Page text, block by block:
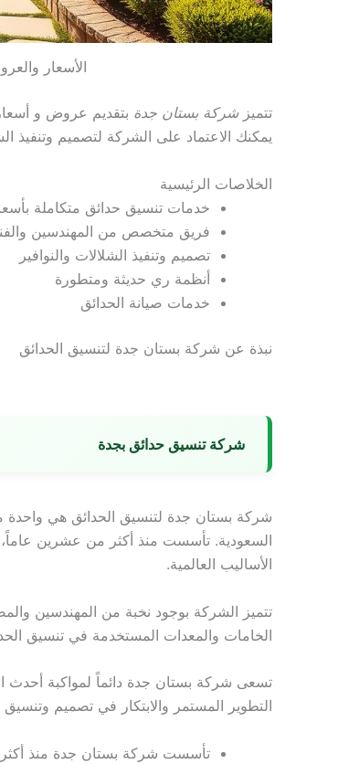
الأسعار
تتميزشركة بستان جدة بتقديم عروض و
يمكنك الاعتماد على الشركة لتصميم وتنفيذ
الخلاصات الرئيسية
خدمات تنسيق حدائق متكاملة
فريق متخصص من المهندسين
تصميم وتنفيذ الشلالات والنوافير
أنظمة ري حديثة ومتطورة
خدمات صيانة الحدائق
نبذة عن شركة بستان جدة لتنسيق الحدائق
شركة تنسيق حدائق بجدة
شركة بستان جدة لتنسيق الحدائق هي واحدة
السعودية. تأسست منذ أكثر من عشرين
الأساليب العالمية.
تتميز الشركة بوجود نخبة من المهندسين
الخامات والمعدات المستخدمة في تنسيق
تسعى شركة بستان جدة دائماً لمواكبة أحدث
التطوير المستمر والابتكار في تصميم وتنسيق
تأسست شركة بستان جدة منذ